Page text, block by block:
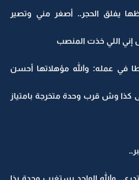
يفلق الحجر.. أصغر مني وتصير
إني اللي خذت المنصب
في عمله: والله مؤهلاتها أحسن
كذا وش قرب وحدة متخرجة بامتياز
والله الواحد يستغرب وحدة بذا